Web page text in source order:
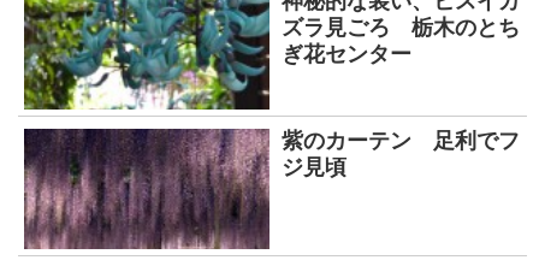
ズラ見ごろ 栃木のとち
ぎ花センター
紫のカーテン 足利でフ
ジ見頃